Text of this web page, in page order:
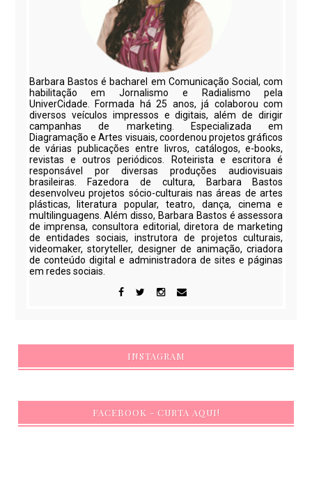
Barbara Bastos é bacharel em Comunicação Social, com
habilitação em Jornalismo e Radialismo pela
UniverCidade. Formada há 25 anos, já colaborou com
diversos veículos impressos e digitais, além de dirigir
campanhas de marketing. Especializada em
Diagramação e Artes visuais, coordenou projetos gráficos
de várias publicações entre livros, catálogos, e-books,
revistas e outros periódicos. Roteirista e escritora é
responsável por diversas produções audiovisuais
brasileiras. Fazedora de cultura, Barbara Bastos
desenvolveu projetos sócio-culturais nas áreas de artes
plásticas, literatura popular, teatro, dança, cinema e
multilinguagens. Além disso, Barbara Bastos é assessora
de imprensa, consultora editorial, diretora de marketing
de entidades sociais, instrutora de projetos culturais,
videomaker, storyteller, designer de animação, criadora
de conteúdo digital e administradora de sites e páginas
em redes sociais.
INSTAGRAM
FACEBOOK - CURTA AQUI!